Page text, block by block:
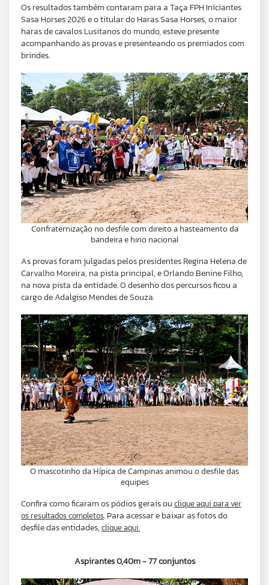
Os resultados também contaram para a Taça FPH Iniciantes
Sasa Horses 2026 e o titular do Haras Sasa Horses, o maior
haras de cavalos Lusitanos do mundo, esteve presente
acompanhando as provas e presenteando os premiados com
brindes.
Confraternização no desfile com direito a hasteamento da
bandeira e hino nacional
As provas foram julgadas pelos presidentes Regina Helena de
Carvalho Moreira, na pista principal, e Orlando Benine Filho,
na nova pista da entidade. O desenho dos percursos ficou a
cargo de Adalgiso Mendes de Souza.
O mascotinho da Hípica de Campinas animou o desfile das
equipes
Confira como ficaram os pódios gerais ou clique aqui para ver
os resultados completos. Para acessar e baixar as fotos do
desfile das entidades, clique aqui.
Aspirantes 0,40m - 77 conjuntos